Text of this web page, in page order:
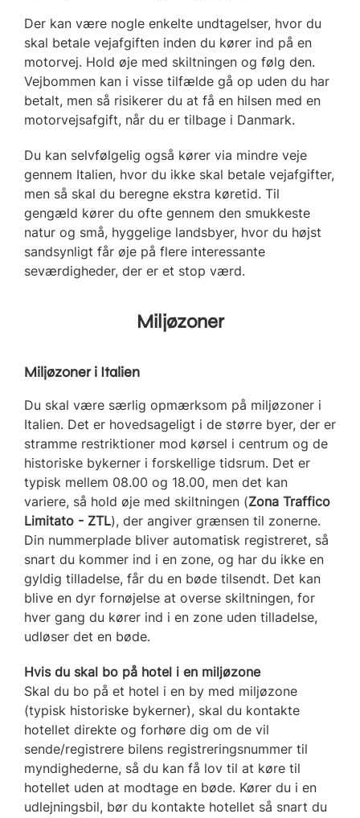
Der kan være nogle enkelte undtagelser, hvor du
skal betale vejafgiften inden du kører ind på en
motorvej. Hold øje med skiltningen og følg den.
Vejbommen kan i visse tilfælde gå op uden du har
betalt, men så risikerer du at få en hilsen med en
motorvejsafgift, når du er tilbage i Danmark.
Du kan selvfølgelig også kører via mindre veje
gennem Italien, hvor du ikke skal betale vejafgifter,
men så skal du beregne ekstra køretid. Til
gengæld kører du ofte gennem den smukkeste
natur og små, hyggelige landsbyer, hvor du højst
sandsynligt får øje på flere interessante
seværdigheder, der er et stop værd.
Miljøzoner
Miljøzoner i Italien
Du skal være særlig opmærksom på miljøzoner i
Italien. Det er hovedsageligt i de større byer, der er
stramme restriktioner mod kørsel i centrum og de
historiske bykerner i forskellige tidsrum. Det er
typisk mellem 08.00 og 18.00, men det kan
variere, så hold øje med skiltningen (Zona Traffico
Limitato - ZTL), der angiver grænsen til zonerne.
Din nummerplade bliver automatisk registreret, så
snart du kommer ind i en zone, og har du ikke en
gyldig tilladelse, får du en bøde tilsendt. Det kan
blive en dyr fornøjelse at overse skiltningen, for
hver gang du kører ind i en zone uden tilladelse,
udløser det en bøde.
Hvis du skal bo på hotel i en miljøzone
Skal du bo på et hotel i en by med miljøzone
(typisk historiske bykerner), skal du kontakte
hotellet direkte og forhøre dig om de vil
sende/registrere bilens registreringsnummer til
myndighederne, så du kan få lov til at køre til
hotellet uden at modtage en bøde. Kører du i en
udlejningsbil, bør du kontakte hotellet så snart du